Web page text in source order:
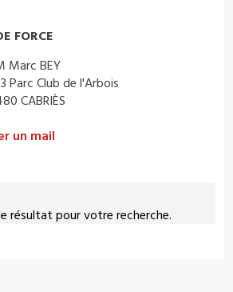
résultat pour votre recherche.
FORCE
Marc BEY
Parc Club de l'Arbois
CABRIÈS
un mail